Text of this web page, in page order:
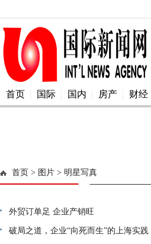
首页 国际 国内 房产 财经
首页 > 图片 > 明星写真
外贸订单足 企业产销旺
破局之道，企业“向死而生”的上海实践